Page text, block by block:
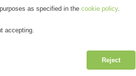
1 2 Next
Privacy Cookie Policy
as specified in the cookie policy.
accepting.
Reject